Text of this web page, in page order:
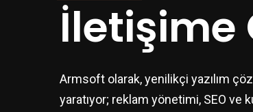
İletişime
Armsoft olarak, yenilikçi yazılım
yaratıyor; reklam yönetimi, SEO ve